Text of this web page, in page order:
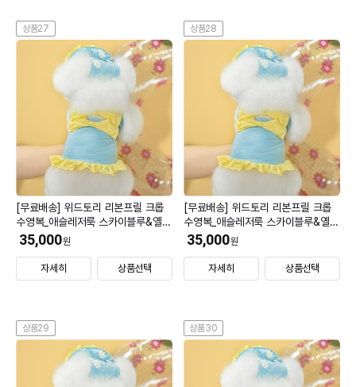
상품27
[무료배송] 위드토리 리본프릴 크롭
수영복_애슬레저룩 스카이블루&옐로
우 M (모자 미선택)
35,000원
자세히 상품선택
상품28
[무료배송] 위드토리 리본프릴 크롭
수영복_애슬레저룩 스카이블루&옐로
우 L (모자 미선택)
35,000원
자세히 상품선택
상품29 상품30